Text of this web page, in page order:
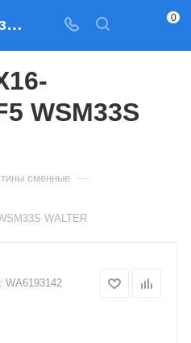
Пластины отрезные Пластина GX16-2E300R15-CF5 WSM33S WALTER — купить по выгодным ценам в Москве 0
WSM33S
сменные —
WALTER
WA6193142